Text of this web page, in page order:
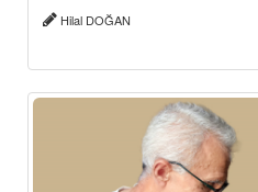
Hilal DOĞAN